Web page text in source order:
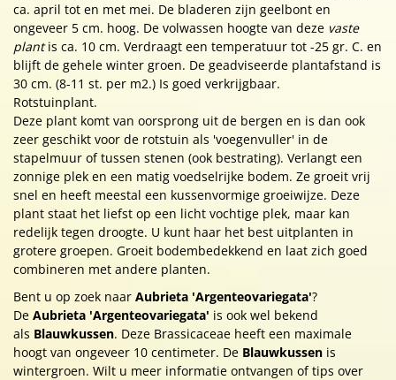
ca. april tot en met mei. De bladeren zijn geelbont en
ongeveer 5 cm. hoog. De volwassen hoogte van deze vaste
plantis ca. 10 cm. Verdraagt een temperatuur tot -25 gr. C. en
blijft de gehele winter groen. De geadviseerde plantafstand is
30 cm. (8-11 st. per m2.) Is goed verkrijgbaar.
Rotstuinplant.
Deze plant komt van oorsprong uit de bergen en is dan ook
zeer geschikt voor de rotstuin als 'voegenvuller' in de
stapelmuur of tussen stenen (ook bestrating). Verlangt een
zonnige plek en een matig voedselrijke bodem. Ze groeit vrij
snel en heeft meestal een kussenvormige groeiwijze. Deze
plant staat het liefst op een licht vochtige plek, maar kan
redelijk tegen droogte. U kunt haar het best uitplanten in
grotere groepen. Groeit bodembedekkend en laat zich goed
combineren met andere planten.
Bent u op zoek naar Aubrieta 'Argenteovariegata'?
De Aubrieta 'Argenteovariegata' is ook wel bekend
als Blauwkussen. Deze Brassicaceae heeft een maximale
hoogt van ongeveer 10 centimeter. De Blauwkussen is
wintergroen. Wilt u meer informatie ontvangen of tips over